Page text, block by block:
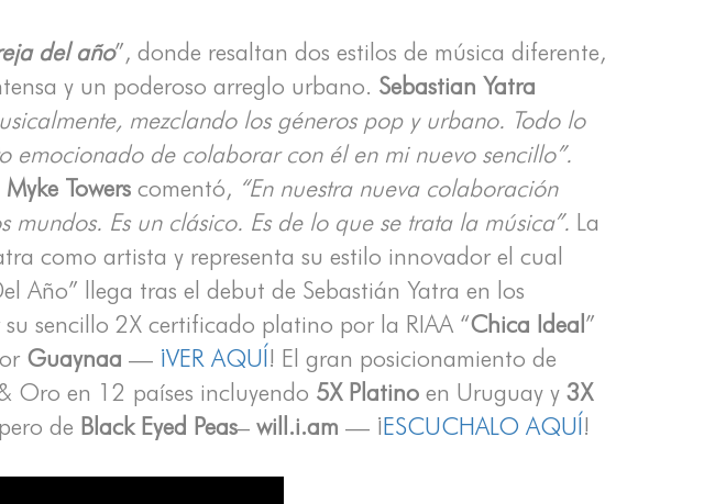
del año”, donde resaltan dos estilos de música diferente,
y un poderoso arreglo urbano. Sebastian Yatra
mezclando los géneros pop y urbano. Todo lo
emocionado de colaborar con él en mi nuevo sencillo”.
Myke Towerscomentó, “En nuestra nueva colaboración
Es un clásico. Es de lo que se trata la música”. La
como artista y representa su estilo innovador el cual
Año” llega tras el debut de Sebastián Yatra en los
sencillo 2X certificado platino por la RIAA “Chica Ideal ”
Guaynaa— ¡VER AQUÍ! El gran posicionamiento de
Oro en 12 países incluyendo 5X Platinoen Uruguay y3X
de Black Eyed Peas–will.i.am— ¡ESCUCHALO AQUÍ!